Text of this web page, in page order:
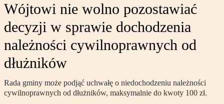
Wójtowi nie wolno pozostawiać
decyzji w sprawie dochodzenia
należności cywilnoprawnych od
dłużników
Rada gminy może podjąć uchwałę o niedochodzeniu należności
cywilnoprawnych od dłużników, maksymalnie do kwoty 100 zł.